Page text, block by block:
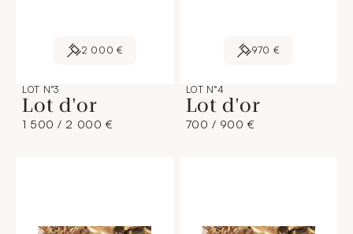
2 000 €
LOT N°3
Lot d'or
1 500 / 2 000 €
970 €
LOT N°4
Lot d'or
700 / 900 €